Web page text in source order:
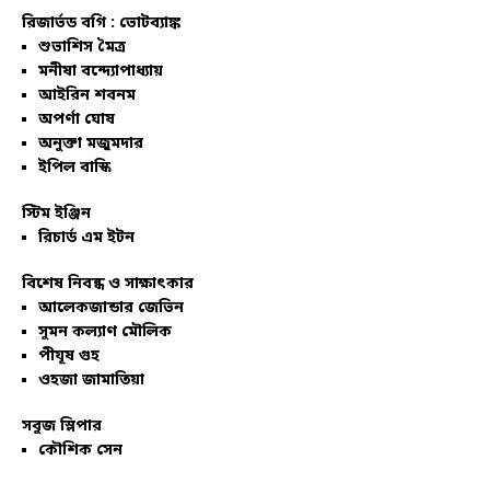
রিজার্ভড বগি : ভোটব্যাঙ্ক
শুভাশিস মৈত্র
মনীষা বন্দ্যোপাধ্যায়
আইরিন শবনম
অপর্ণা ঘোষ
অনুক্তা মজুমদার
ইপিল বাস্কি
স্টিম ইঞ্জিন
রিচার্ড এম ইটন
বিশেষ নিবন্ধ ও সাক্ষাৎকার
আলেকজান্ডার জেভিন
সুমন কল্যাণ মৌলিক
পীযূষ গুহ
ওহজা জামাতিয়া
সবুজ স্লিপার
কৌশিক সেন